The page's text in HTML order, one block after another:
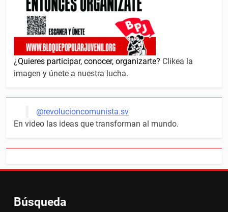
¿Quieres participar, conocer, organizarte? Clikea la
imagen y únete a nuestra lucha.
@revolucioncomunista.sv
En video las ideas que transforman al mundo.
Búsqueda